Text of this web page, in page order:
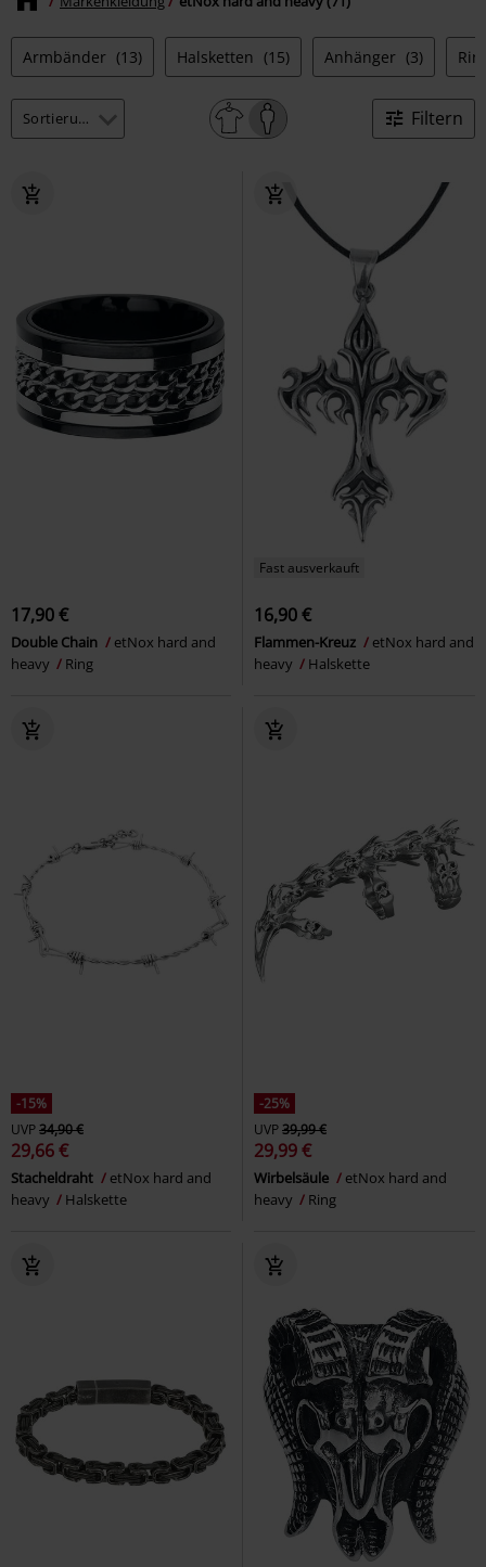
Armbänder (13) Halsketten (15) Anhänger (3)
Filtern
17,90 €
Double Chain
etNox hard and
heavy
Ring
Fast ausverkauft
16,90 €
Flammen-Kreuz
etNox hard and
heavy
Halskette
-15%
UVP34,90 €
29,66 €
Stacheldraht
etNox hard and
heavy
Halskette
-25%
UVP39,99 €
29,99 €
Wirbelsäule
etNox hard and
heavy
Ring